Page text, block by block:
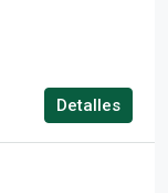
Detalles